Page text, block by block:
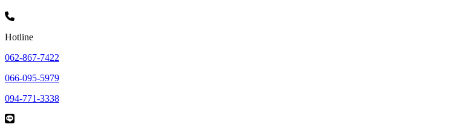
Hotline
062-867-7422
066-095-5979
094-771-3338